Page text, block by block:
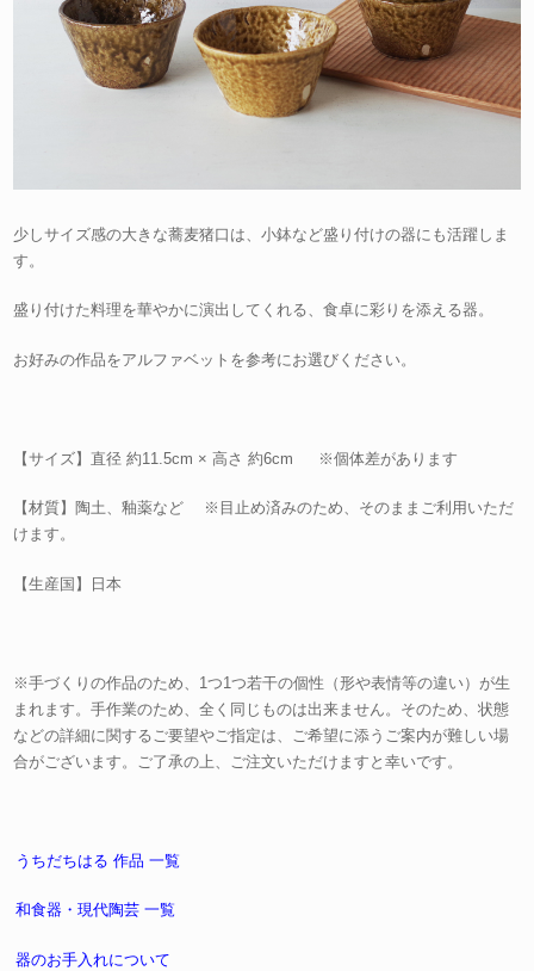
少しサイズ感の大きな蕎麦猪口は、小鉢など盛り付けの器にも活躍しま
す。
盛り付けた料理を華やかに演出してくれる、食卓に彩りを添える器。
お好みの作品をアルファベットを参考にお選びください。
【サイズ】直径 約11.5cm × 高さ 約6cm ※個体差があります
【材質】陶土、釉薬など ※目止め済みのため、そのままご利用いただ
けます。
【生産国】日本
※手づくりの作品のため、1つ1つ若干の個性（形や表情等の違い）が生
まれます。手作業のため、全く同じものは出来ません。そのため、状態
などの詳細に関するご要望やご指定は、ご希望に添うご案内が難しい場
合がございます。ご了承の上、ご注文いただけますと幸いです。
うちだちはる 作品 一覧
和食器・現代陶芸 一覧
器のお手入れについて